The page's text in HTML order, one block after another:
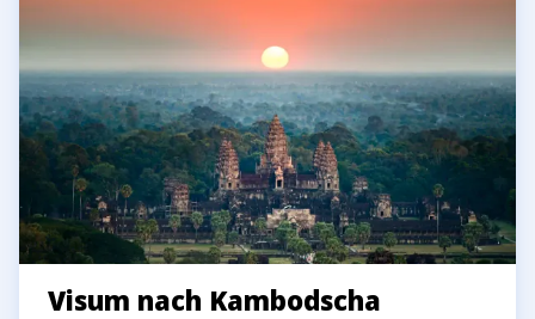
Visum nach Kambodscha